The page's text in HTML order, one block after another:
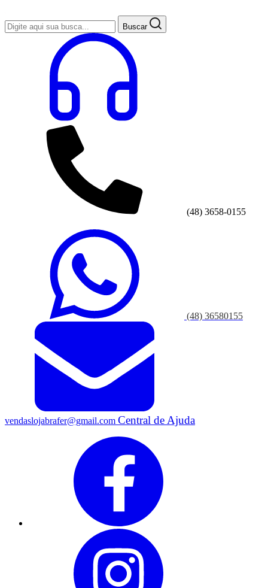
Buscar
(48) 3658-0155
(48) 36580155
vendaslojabrafer@gmail.com Central de Ajuda